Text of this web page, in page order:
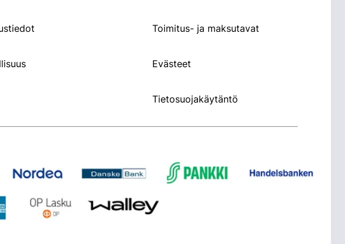
Toimitus- ja maksutavat
Evästeet
Tietosuojakäytäntö